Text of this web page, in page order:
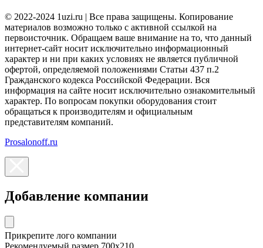
© 2022-2024 1uzi.ru | Все права защищены. Копирование
материалов возможно только с активной ссылкой на
первоисточник. Обращаем ваше внимание на то, что данный
интернет-сайт носит исключительно информационный
характер и ни при каких условиях не является публичной
офертой, определяемой положениями Статьи 437 п.2
Гражданского кодекса Российской Федерации. Вся
информация на сайте носит исключительно ознакомительный
характер. По вопросам покупки оборудования стоит
обращаться к производителям и официальным
представителям компаний.
Prosalonoff.ru
Добавление компании
Прикрепите лого компании
Рекомендуемый размер 700х210